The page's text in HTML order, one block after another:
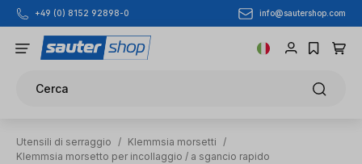
Passa al contenuto principale
+49 (0) 8152 92898-0 info@sautershop.com
Cerca
Utensili di serraggio / Klemmsia morsetti
/
Klemmsia morsetto per incollaggio / a sgancio rapido